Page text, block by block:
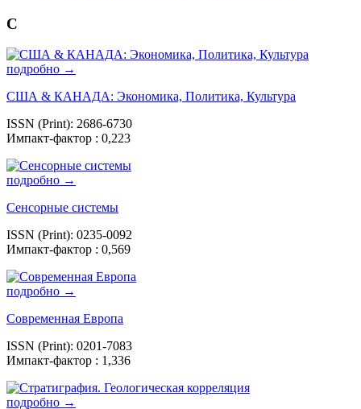
С
подробно →
США & КАНАДА: Экономика, Политика, Культура
ISSN (Print): 2686-6730
Импакт-фактор : 0,223
подробно →
Сенсорные системы
ISSN (Print): 0235-0092
Импакт-фактор : 0,569
подробно →
Современная Европа
ISSN (Print): 0201-7083
Импакт-фактор : 1,336
подробно →